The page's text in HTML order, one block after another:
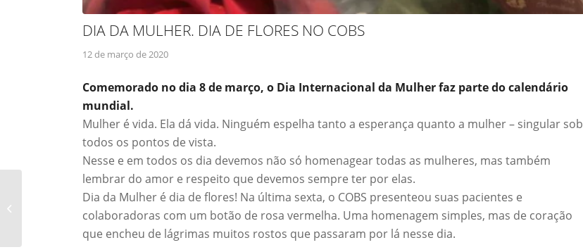
DIA DA MULHER. DIA DE FLORES NO COBS
12 de março de 2020
Comemorado no dia 8 de março, o Dia Internacional da Mulher faz parte do calendário
mundial.
Mulher é vida. Ela dá vida. Ninguém espelha tanto a esperança quanto a mulher – singular sob
todos os pontos de vista.
Nesse e em todos os dia devemos não só homenagear todas as mulheres, mas também
lembrar do amor e respeito que devemos sempre ter por elas.
Dia da Mulher é dia de flores! Na última sexta, o COBS presenteou suas pacientes e
colaboradoras com um botão de rosa vermelha. Uma homenagem simples, mas de coração
que encheu de lágrimas muitos rostos que passaram por lá nesse dia.
O CARNAVAL PASSOU E
A FANTASIA FICOU?